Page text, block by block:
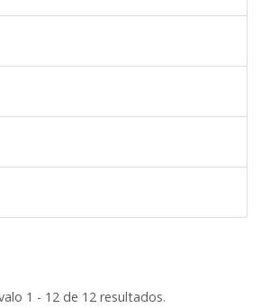
1 - 12 de 12 resultados.